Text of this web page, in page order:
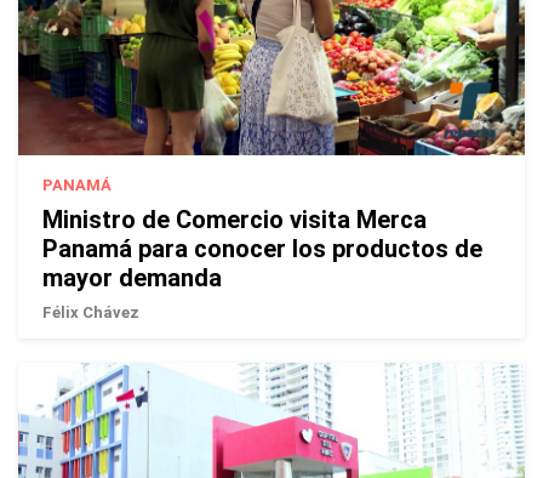
PANAMÁ
Ministro de Comercio visita Merca
Panamá para conocer los productos de
mayor demanda
Félix Chávez